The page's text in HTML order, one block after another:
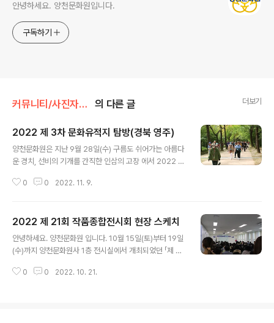
안녕하세요. 양천문화원입니다.
구독하기
커뮤니티/사진자료실 의 다른 글 더보기
2022 제 3차 문화유적지 탐방(경북 영주)
양천문화원은 지난 9월 28일(수) 구름도 쉬어가는 아름다
운 경치, 선비의 기개를 간직한 인삼의 고장 에서 2022 제
와 함께 우리 선조의 삶에 대해 깊이 알아가는 시간이 되었
해 더 많은 사진을 확인 하실 수 있습니다. 양천문화원 밴드
에 접속하셔서 사진 다운로드 받으세요! https://band.u
s/@yangcheonculture
0 0 2022. 11. 9.
2022 제 21회 작품종합전시회 현장 스케치
안녕하세요. 양천문화원 입니다. 10월 15일(토)부터 19일
(수)까지 양천문화원사 1층 전시실에서 개최되었던 「제 21
의 작품으로 채워져 더욱 뜻 깊었던 작품종합전시회에 정
0 0 2022. 10. 21.